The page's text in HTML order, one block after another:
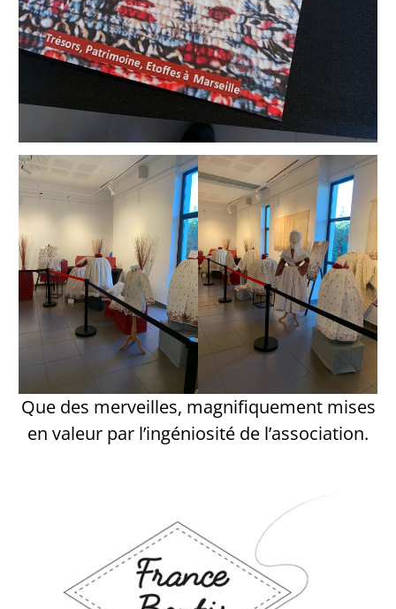
Que des merveilles, magnifiquement mises
en valeur par l’ingéniosité de l’association.